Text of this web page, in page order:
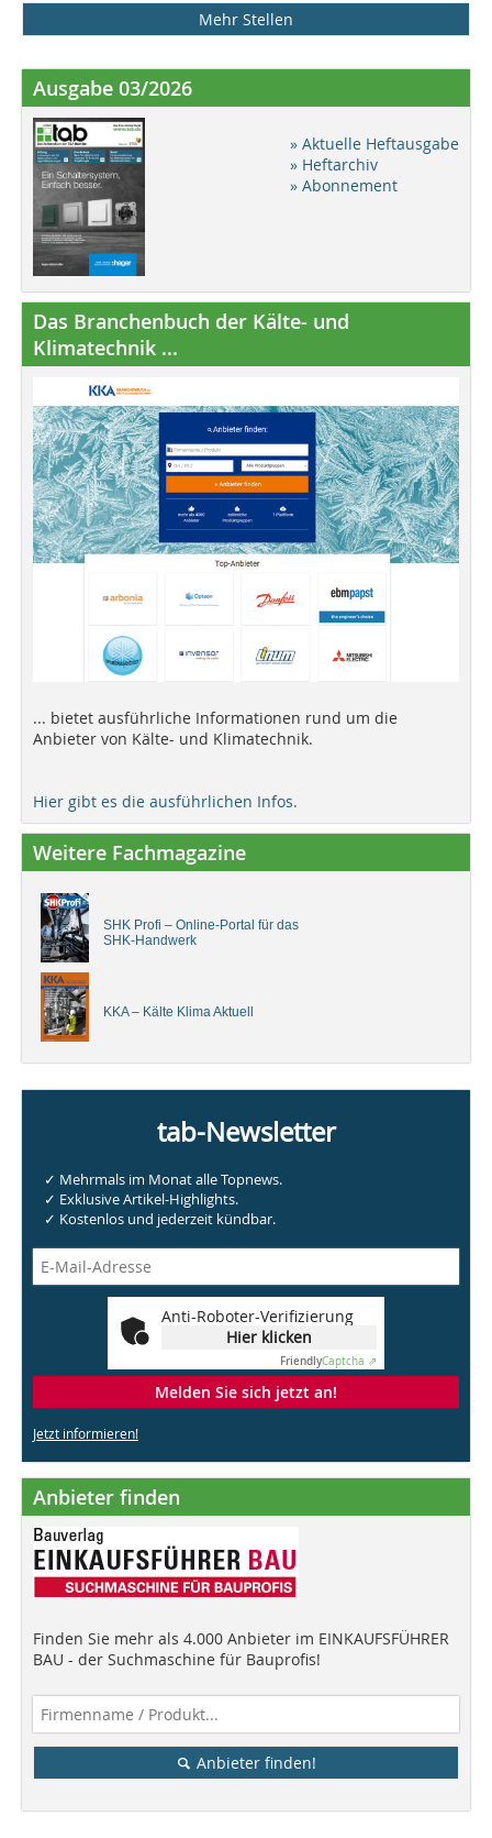
Mehr Stellen
Ausgabe 03/2026
» Aktuelle Heftausgabe
» Heftarchiv
» Abonnement
Das Branchenbuch der Kälte- und
Klimatechnik ...
... bietet ausführliche Informationen rund um die
Anbieter von Kälte- und Klimatechnik.
Hier gibt es die ausführlichen Infos.
Weitere Fachmagazine
SHK Profi – Online-Portal für das
SHK-Handwerk
KKA – Kälte Klima Aktuell
tab-Newsletter
✓ Mehrmals im Monat alle Topnews.
✓ Exklusive Artikel-Highlights.
✓ Kostenlos und jederzeit kündbar.
Anti-Roboter-Verifizierung
Hier klicken
FriendlyCaptcha ⇗
Melden Sie sich jetzt an!
Jetzt informieren!
Anbieter finden
Finden Sie mehr als 4.000 Anbieter im EINKAUFSFÜHRER
BAU - der Suchmaschine für Bauprofis!
Anbieter finden!